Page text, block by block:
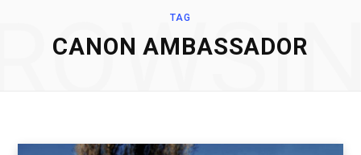
TAG
CANON AMBASSADOR